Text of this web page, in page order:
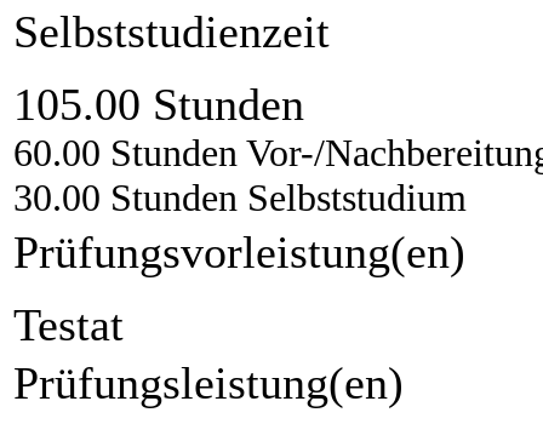
Selbststudienzeit
105.00 Stunden
60.00 Stunden Vor-/
30.00 Stunden Selbststudium
Prüfungsvorleistung(en)
Testat
Prüfungsleistung(en)